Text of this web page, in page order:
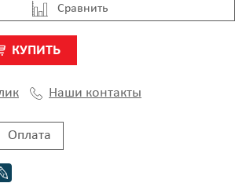
Cравнить
КУПИТЬ
Наши контакты
Оплата